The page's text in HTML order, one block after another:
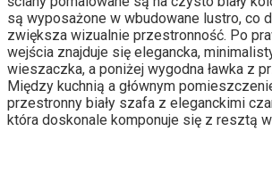
są wyposażone w wbudowane lustro, co
zwiększa wizualnie przestronność. Po
wejścia znajduje się elegancka,
wieszaczka, a poniżej wygodna ławka z
Między kuchnią a głównym
przestronny biały szafa z eleganckimi
która doskonale komponuje się z resztą